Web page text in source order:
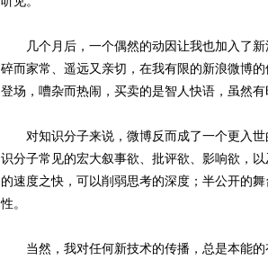
几个月后，一个偶然的动因让我也加入了新
碎而家常、遥远又亲切，在我有限的新浪微博
登场，嘈杂而热闹，买卖的是智人快语，虽然
对知识分子来说，微博反而成了一个更入世
识分子常见的宏大叙事欲、批评欲、影响欲，
的速度之快，可以削弱思考的深度；半公开的
性。
当然，我对任何新技术的传播，总是本能的